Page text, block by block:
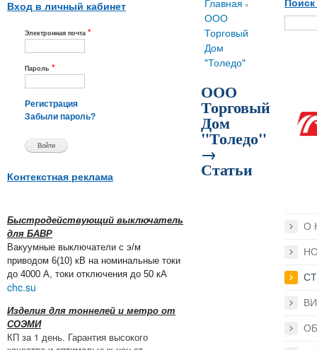
Вход в личный кабинет
Электронная почта *
Пароль *
Регистрация
Забыли пароль?
Контекстная реклама
Быстродействующий выключатель
для БАВР
Вакуумные выключатели с э/м
приводом 6(10) кВ на номинальные токи
до 4000 А, токи отключения до 50 кА
chc.su
Изделия для тоннелей и метро от
СОЭМИ
КП за 1 день. Гарантия высокого
Вы здесь
Главная »
ООО
Торговый
Дом
"Толедо"
ООО
Торговый
Дом
"Толедо"
→
Статьи
Поиск
О